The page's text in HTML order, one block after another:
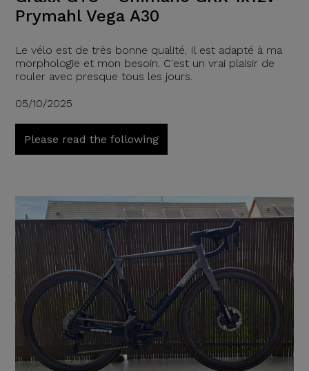
Prymahl Vega A30
Le vélo est de très bonne qualité. Il est adapté à ma
morphologie et mon besoin. C'est un vrai plaisir de
rouler avec presque tous les jours.
05/10/2025
Please read the following